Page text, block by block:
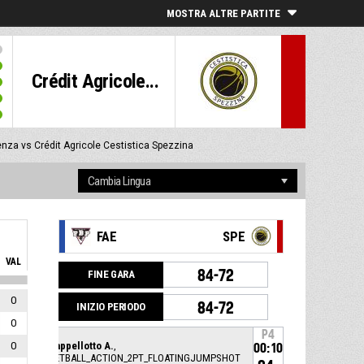
MOSTRA ALTRE PARTITE
Crédit Agricole...
vs Crédit Agricole Cestistica Spezzina
VAL
0
0
0
FAE SPE
FINE GARA 84-72
INIZIO PERIODO 84-72
19, Cappellotto A.,
BASKETBALL_ACTION_2PT_FLOATINGJUMPSHOT
P4
00:10